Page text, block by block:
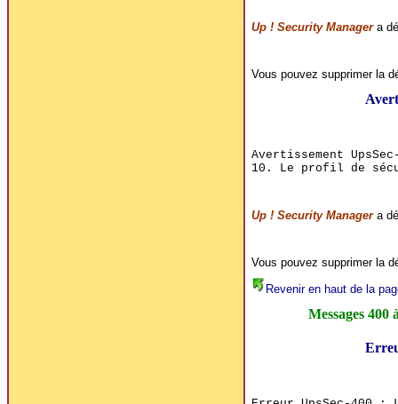
Up ! Security Managera
Vous pouvez supprimer la
Avertissement
10. Le profil de
Up ! Security Managera
Vous pouvez supprimer la
Revenir en haut de la
Messages 400